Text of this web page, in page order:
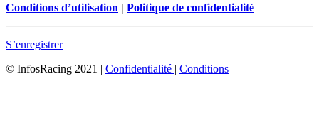
Conditions d’utilisation | Politique de confidentialité
S’enregistrer
© InfosRacing 2021 | Confidentialité | Conditions